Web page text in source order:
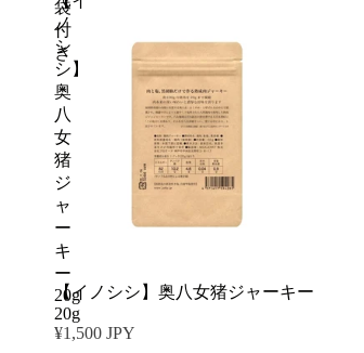
袋
付
き
ノ
シ
シ】
奥
八
女
猪
ジ
ャ
ー
キ
ー
20g
【イノシシ】奥八女猪ジャーキー
20g
¥1,500 JPY